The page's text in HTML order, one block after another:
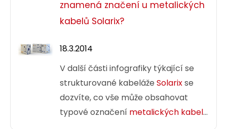
znamená značení u metalických
kabelů Solarix?
18.3.2014
V další části infografiky týkající se
strukturované kabelážeSolarixse
dozvíte, co vše může obsahovat
typové označení metalických kabelů